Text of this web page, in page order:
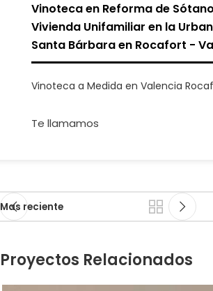
Vinoteca en Reforma de
Vivienda Unifamiliar en la
Santa Bárbara en Rocafort -
Vinoteca a Medida en Valencia
Te llamamos
Mas reciente
Proyectos Relacionados